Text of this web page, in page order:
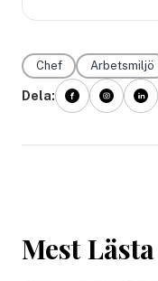
Chef Arbetsmiljö
Dela:
Mest Lästa